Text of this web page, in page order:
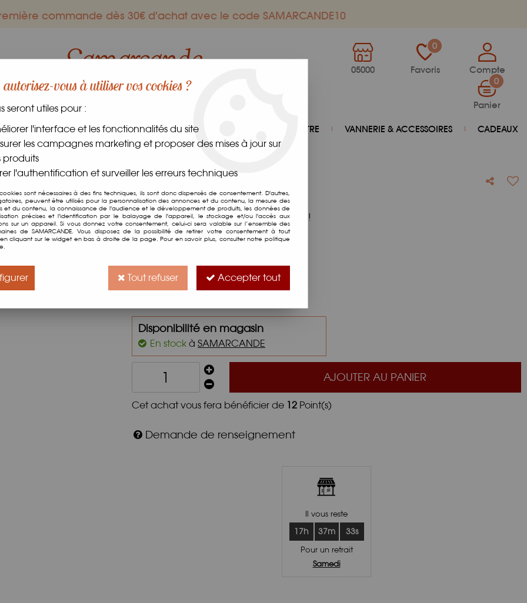
commande dès 30€ d'achat avec le code SAMARCANDE10
05000
0
Favoris Compte
0
Panier
GOURMANDS DANS LE MONDE FRAIS BIEN-ÊTRE VANNERIE & ACCESSOIRES CADEAUX
Chianti 75cl
Soyez le premier à donner votre avis !
12,00 €TTC
Description Caractéristiques
Disponibilité en magasin
En stock à SAMARCANDE
AJOUTER AU PANIER
Cet achat vous fera bénéficier de 12 Point(s)
Demande de renseignement
Il vous reste
17h 37m 32s
Pour un retrait
Samedi
vous à utiliser vos cookies ?
seront utiles pour :
l'interface et les fonctionnalités du site
les campagnes marketing et proposer des mises à jour sur
produits
l'authentification et surveiller les erreurs techniques
sont nécessaires à des fins techniques, ils sont donc dispensés de consentement. D'autres,
peuvent être utilisés pour la personnalisation des annonces et du contenu, la mesure des
et du contenu, la connaissance de l'audience et le développement de produits, les données de
précises et l'identification par le balayage de l'appareil, le stockage et/ou l'accès aux
sur un appareil. Si vous donnez votre consentement, celui-ci sera valable sur l’ensemble des
de SAMARCANDE. Vous disposez de la possibilité de retirer votre consentement à tout
cliquant sur le widget en bas à droite de la page. Pour en savoir plus, consulter notre politique
Tout refuser Accepter tout